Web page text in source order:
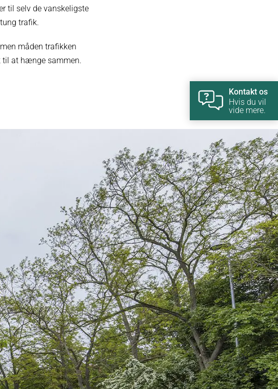
til selv de vanskeligste
trafik.
måden trafikken
til at hænge sammen.
Kontakt os
Hvis du vil
vide mere.